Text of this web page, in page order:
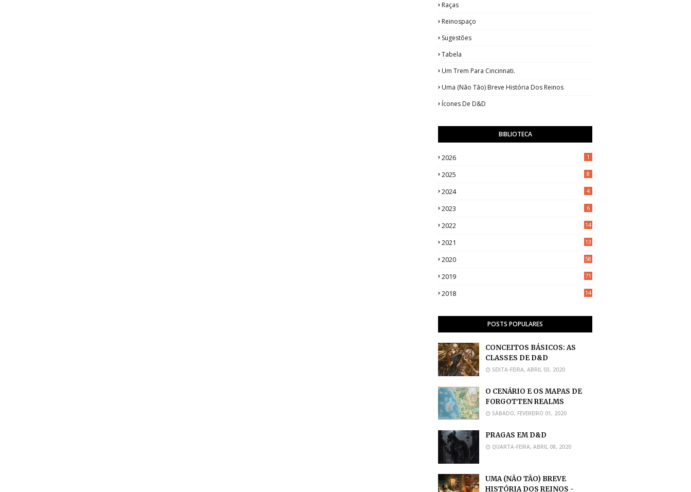
Raças
Reinospaço
Sugestões
Tabela
Um Trem Para Cincinnati.
Uma (Não Tão) Breve História Dos Reinos
Ícones De D&D
BIBLIOTECA
2026 1
2025 8
2024 4
2023 6
2022 14
2021 13
2020 58
2019 71
2018 14
POSTS POPULARES
CONCEITOS BÁSICOS: AS
CLASSES DE D&D
SEXTA-FEIRA, ABRIL 03, 2020
O CENÁRIO E OS MAPAS DE
FORGOTTEN REALMS
SÁBADO, FEVEREIRO 01, 2020
PRAGAS EM D&D
QUARTA-FEIRA, ABRIL 08, 2020
UMA (NÃO TÃO) BREVE
HISTÓRIA DOS REINOS -